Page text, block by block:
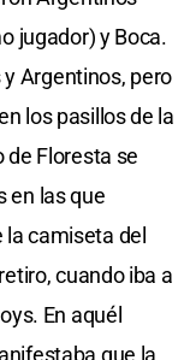
jugador) y Boca.
Argentinos, pero
los pasillos de la
de Floresta se
en las que
la camiseta del
cuando iba a
En aquél
que la